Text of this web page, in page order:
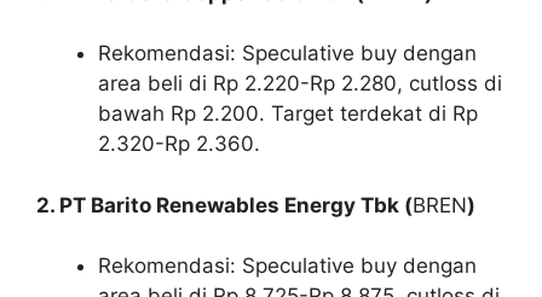
Rekomendasi: Speculative buy dengan
area beli di Rp 2.220-Rp 2.280, cutloss di
bawah Rp 2.200. Target terdekat di Rp
2.320-Rp 2.360.
2. PT Barito Renewables Energy Tbk (BREN)
Rekomendasi: Speculative buy dengan